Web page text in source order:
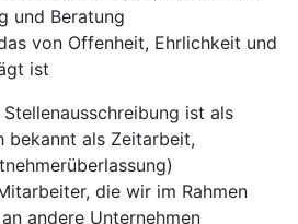
und Beratung
von Offenheit, Ehrlichkeit und
ist
ist als
bekannt als Zeitarbeit,
die wir im Rahmen
andere Unternehmen